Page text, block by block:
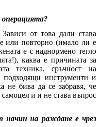
от това дали става
или повторно (имало ли е
е с наднормено тегло
каква е причината за
техника, сръчност на
подходящи инструменти и
не бива да се забравя, че
и и не става въпрос
начин на раждане е чрез